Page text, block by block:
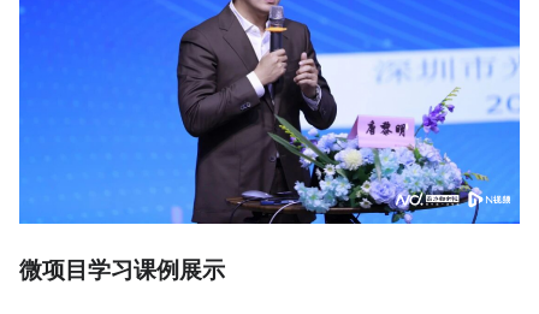
微项目学习课例展示